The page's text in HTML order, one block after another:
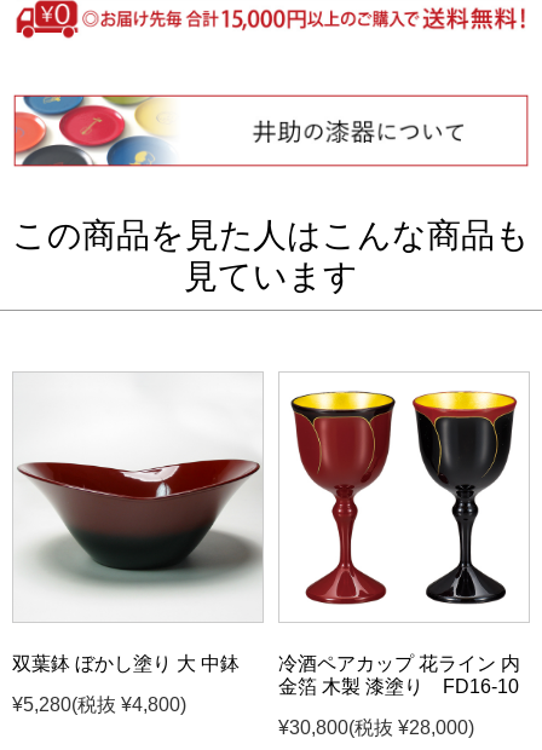
この商品を見た人はこんな商品も
見ています
双葉鉢 ぼかし塗り 大 中鉢
¥5,280(税抜 ¥4,800)
冷酒ペアカップ 花ライン 内
金箔 木製 漆塗り FD16-10
¥30,800(税抜 ¥28,000)